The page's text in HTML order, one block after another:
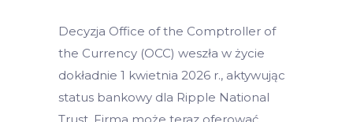
Decyzja Office of the Comptroller of
the Currency (OCC) weszła w życie
dokładnie 1 kwietnia 2026 r., aktywując
status bankowy dla Ripple National